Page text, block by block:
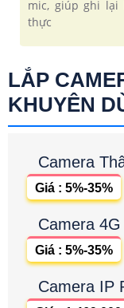
mic, giúp ghi lại
thực
LẮP
KHUYÊN
Camera
Giá : 5%-35%
Camera
Giá : 5%-35%
Camera IP